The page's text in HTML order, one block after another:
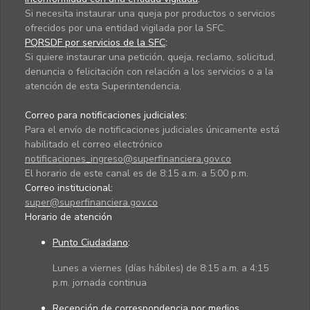
Si necesita instaurar una queja por productos o servicios
ofrecidos por una entidad vigilada por la SFC.
PQRSDF por servicios de la SFC:
Si quiere instaurar una petición, queja, reclamo, solicitud,
denuncia o felicitación con relación a los servicios o a la
atención de esta Superintendencia.
Correo para notificaciones judiciales:
Para el envío de notificaciones judiciales únicamente está
habilitado el correo electrónico
notificaciones_ingreso@superfinanciera.gov.co
El horario de este canal es de 8:15 a.m. a 5:00 p.m.
Correo institucional:
super@superfinanciera.gov.co
Horario de atención
Punto Ciudadano:
Lunes a viernes (días hábiles) de 8:15 a.m. a 4:15
p.m. jornada continua